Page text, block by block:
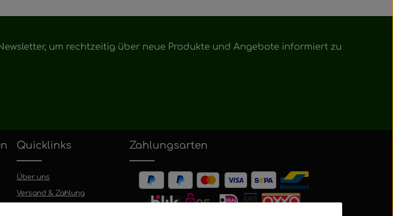
um rechtzeitig über neue Produkte und Angebote informiert zu
Quicklinks
Über uns
Versand & Zahlung
Zahlungsarten